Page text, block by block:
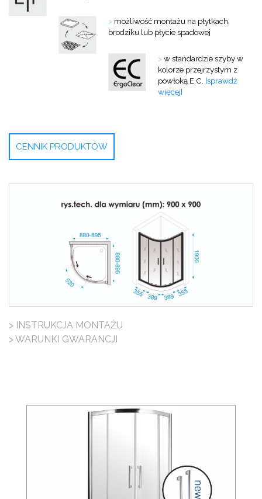
> możliwość montażu na płytkach,
brodziku lub płycie spadowej
>w standardzie szyby w
kolorze przejrzystym z
powłoką E.C. [sprawdź
więcej]
CENNIK PRODUKTÓW
> INSTRUKCJA MONTAŻU
> WARUNKI GWARANCJI